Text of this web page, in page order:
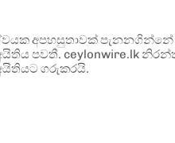
අපහසුතාවක්
පවතී. ceylonwire.lk
ගරුකරයි.